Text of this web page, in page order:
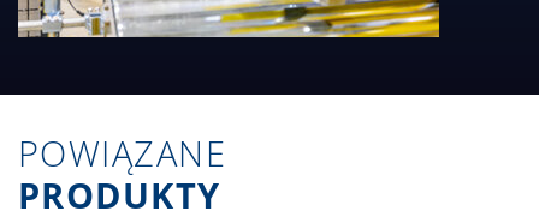
POWIĄZANE
PRODUKTY